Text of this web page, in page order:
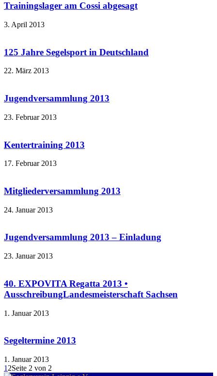
Trainingslager am Cossi abgesagt
3. April 2013
125 Jahre Segelsport in Deutschland
22. März 2013
Jugendversammlung 2013
23. Februar 2013
Kentertraining 2013
17. Februar 2013
Mitgliederversammlung 2013
24. Januar 2013
Jugendversammlung 2013 – Einladung
23. Januar 2013
40. EXPOVITA Regatta 2013 •
AusschreibungLandesmeisterschaft Sachsen
1. Januar 2013
Segeltermine 2013
1. Januar 2013
1 2Seite 2 von 2